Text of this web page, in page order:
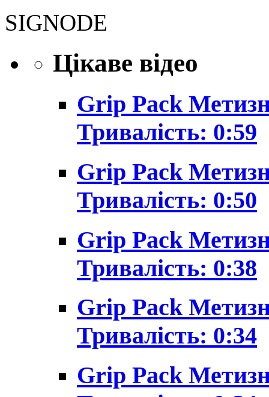
SIGNODE
Цікаве відео
Grip Pack
Тривалість: 0:59
Grip Pack
Тривалість: 0:50
Grip Pack
Тривалість: 0:38
Grip Pack
Тривалість: 0:34
Grip Pack